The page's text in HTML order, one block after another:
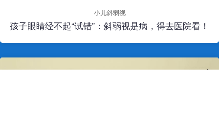
小儿斜弱视
孩子眼睛经不起“试错”：斜弱视是病，得去医院看！